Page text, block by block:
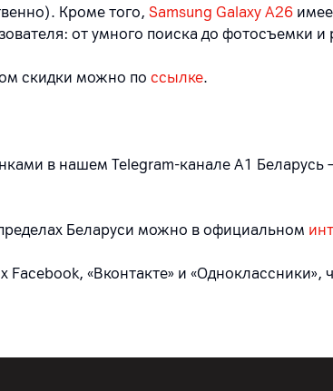
Кроме того, Samsung Galaxy A26
от умного поиска до фотосъемки
скидки можно по ссылке.
в нашем Telegram-канале A1 Беларусь
Беларуси можно в официальном
«Вконтакте» и «Одноклассники»,